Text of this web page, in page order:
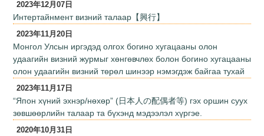
2023年12月07日
Интертайнмент визний талаар【興行】
2023年11月20日
Монгол Улсын иргэдэд олгох богино хугацааны олон
удаагийн визний журмыг хөнгөвчлөх болон богино хугацааны
олон удаагийн визний төрөл шинээр нэмэгдэж байгаа тухай
2023年11月17日
“Япон хүний эхнэр/нөхөр” (日本人の配偶者等) гэх оршин суух
зөвшөөрлийн талаар та бүхэнд мэдээлэл хүргэе.
2020年10月31日